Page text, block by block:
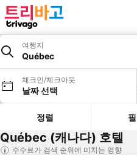
여행지
Québec
체크인/체크아웃
날짜 선택
정렬
Québec (캐나다) 호텔
수수료가 검색 순위에 미치는 영향